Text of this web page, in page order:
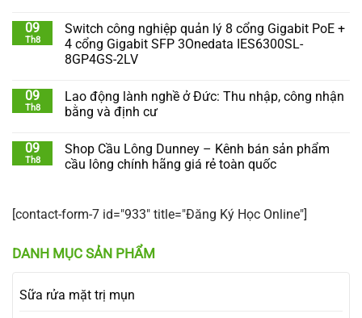
09
Th8
Switch công nghiệp quản lý 8 cổng Gigabit PoE +
4 cổng Gigabit SFP 3Onedata IES6300SL-
8GP4GS-2LV
09
Th8
Lao động lành nghề ở Đức: Thu nhập, công nhận
bằng và định cư
09
Th8
Shop Cầu Lông Dunney – Kênh bán sản phẩm
cầu lông chính hãng giá rẻ toàn quốc
[contact-form-7 id="933" title="Đăng Ký Học Online"]
DANH MỤC SẢN PHẨM
Sữa rửa mặt trị mụn